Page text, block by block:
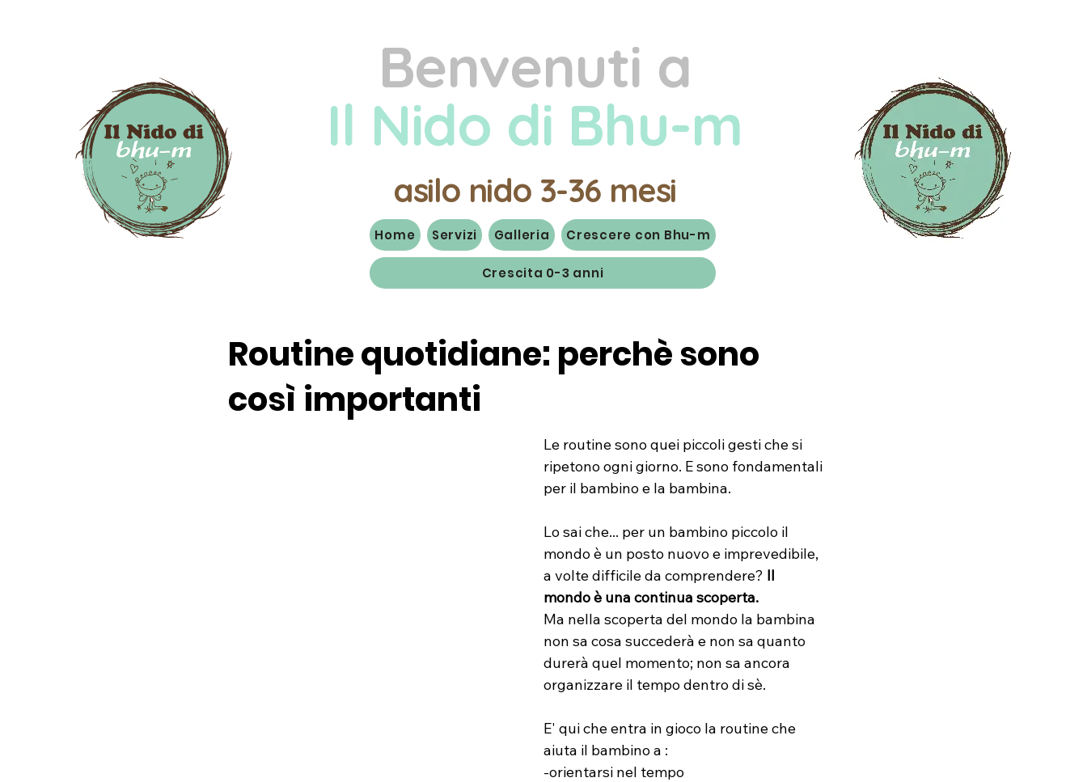
Home Servizi Galleria Crescere con Bhu-m
Crescita 0-3 anni
Benvenuti a
Il Nido di Bhu-m
asilo nido 3-36 mesi
Routine quotidiane: perchè sono
così importanti
Le routine sono quei piccoli gesti che si
ripetono ogni giorno. E sono fondamentali
per il bambino e la bambina.
Lo sai che... per un bambino piccolo il
mondo è un posto nuovo e imprevedibile,
a volte difficile da comprendere? Il
mondo è una continua scoperta.
Ma nella scoperta del mondo la bambina
non sa cosa succederà e non sa quanto
durerà quel momento; non sa ancora
organizzare il tempo dentro di sè.
E' qui che entra in gioco la routine che
aiuta il bambino a :
-orientarsi nel tempo